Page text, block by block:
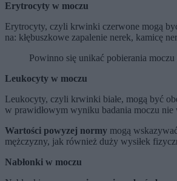
Erytrocyty w moczu
Erytrocyty, czyli krwinki czerwone mogą
na: kłębuszkowe zapalenie nerek, kamicę
Powinno się unikać pobierania
Leukocyty w moczu
Leukocyty, czyli krwinki białe, mogą być
w prawidłowym wyniku badania moczu
Wartości powyzej normy mogą
mężczyzny, jak również duży wysiłek
Nabłonki w moczu